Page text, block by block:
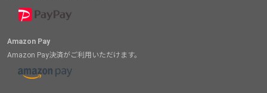
Amazon Pay
Amazon Pay決済がご利用いただけます。